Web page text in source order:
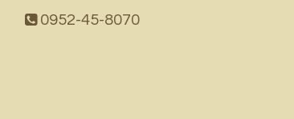
0952-45-8070